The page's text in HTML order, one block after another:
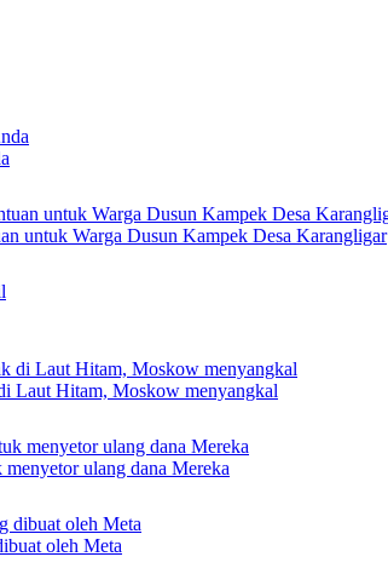
untuk Warga Dusun Kampek Desa Karangligar
Laut Hitam, Moskow menyangkal
ulang dana Mereka
oleh Meta